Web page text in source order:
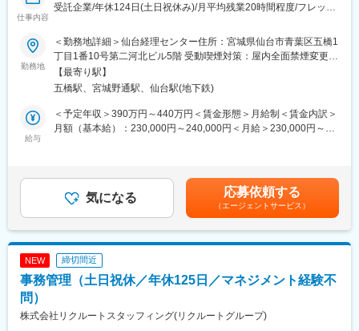
仕事内容
受託企業/年休124日(土日祝休み)/月平均残業20時間程度/フレック
ほか福利厚生多数あり】
■業務内容：
ご入社いただいた方には、JR東日本グループ会社の経理・財務業
務を担って頂きます。ご経験に合わせて下記のような業務を想定
しています。
◇日次業務（売上・仕入計上、一般管理費計上、請求書発行
等）
連結照合、連結パッケージ作成 等）
■入社後の流れ
ます。（新入社員育成プログラム期間：3か月）
■魅力、入社後のキャリア
ます。
試験を通して総合職社員に転換することも可能です。総合職転換
勤務地
＜勤務地詳細＞仙台経理センター住所：宮城県仙台市青葉区五橋1
丁目1番10号第二河北ビル5階 受動喫煙対策：屋内全面禁煙変更の
範囲：会社の定める事業所（リモートワーク含む）
【最寄り駅】
五橋駅、宮城野通駅、仙台駅(地下鉄)
給与
＜予定年収＞390万円～440万円＜賃金形態＞月給制＜賃金内訳＞
月額（基本給）：230,000円～240,000円＜月給＞230,000円～
円総合職（マネージャー）630万円総合職（主任）520万円賃金は
あくまでも目安の金額であり、選考を通じて上下する可能性があ
ります。月給(月額)は固定手当を含めた表記です。
気になる 応募依頼する
（エージェントサービス）
NEW 締切間近
事務管理（土日祝休／年休125日／マネジメント経験不
問）
株式会社リクルートスタッフィング(リクルートグループ)